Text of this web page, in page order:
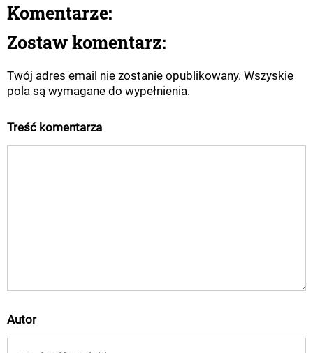
Komentarze:
Zostaw komentarz:
Twój adres email nie zostanie opublikowany. Wszyskie
pola są wymagane do wypełnienia.
Treść komentarza
Autor